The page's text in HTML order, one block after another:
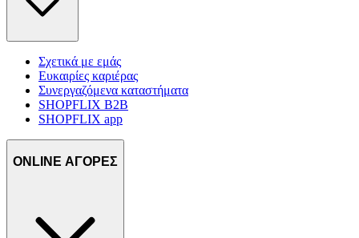
Σχετικά με εμάς
Ευκαιρίες καριέρας
Συνεργαζόμενα καταστήματα
SHOPFLIX B2B
SHOPFLIX app
ONLINE ΑΓΟΡΕΣ